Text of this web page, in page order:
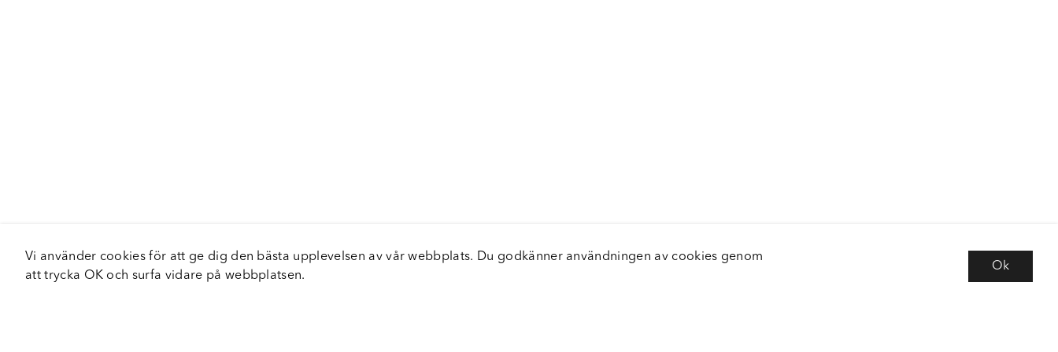
Vi använder cookies för att ge dig den bästa upplevelsen av vår webbplats. Du godkänner användningen av cookies genom
att trycka OK och surfa vidare på webbplatsen.
Ok